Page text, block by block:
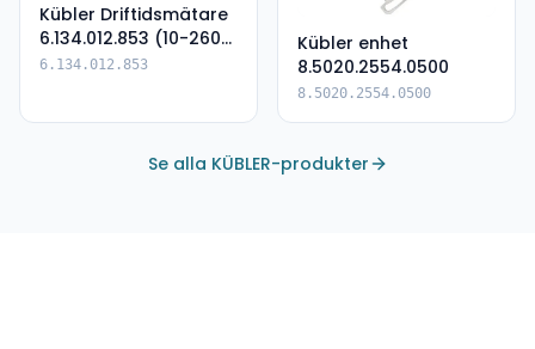
Kübler Driftidsmätare
6.134.012.853 (10-260
AC/DC PNP)
6.134.012.853
Kübler enhet
8.5020.2554.0500
8.5020.2554.0500
Se alla KÜBLER-produkter